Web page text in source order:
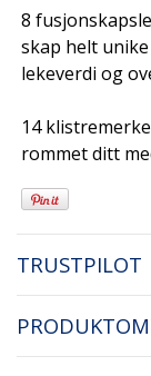
8
skap helt
lekeverdi og
14
rommet ditt
TRUSTPILOT